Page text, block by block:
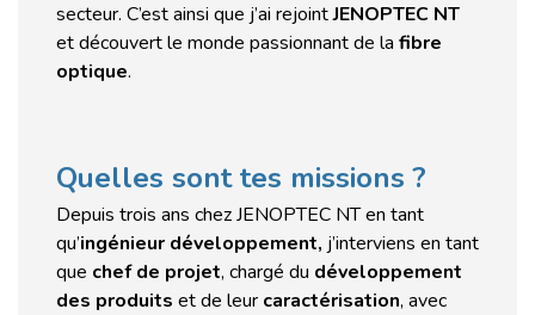
secteur. C’est ainsi que j’ai rejointJENOPTEC NT
et découvert le monde passionnant de la fibre
optique.
Quelles sont tes missions ?
Depuis trois ans chez JENOPTEC NT en tant
qu’ingénieur développement, j’interviens en tant
que chef de projet, chargé du développement
des produits et de leur caractérisation, avec